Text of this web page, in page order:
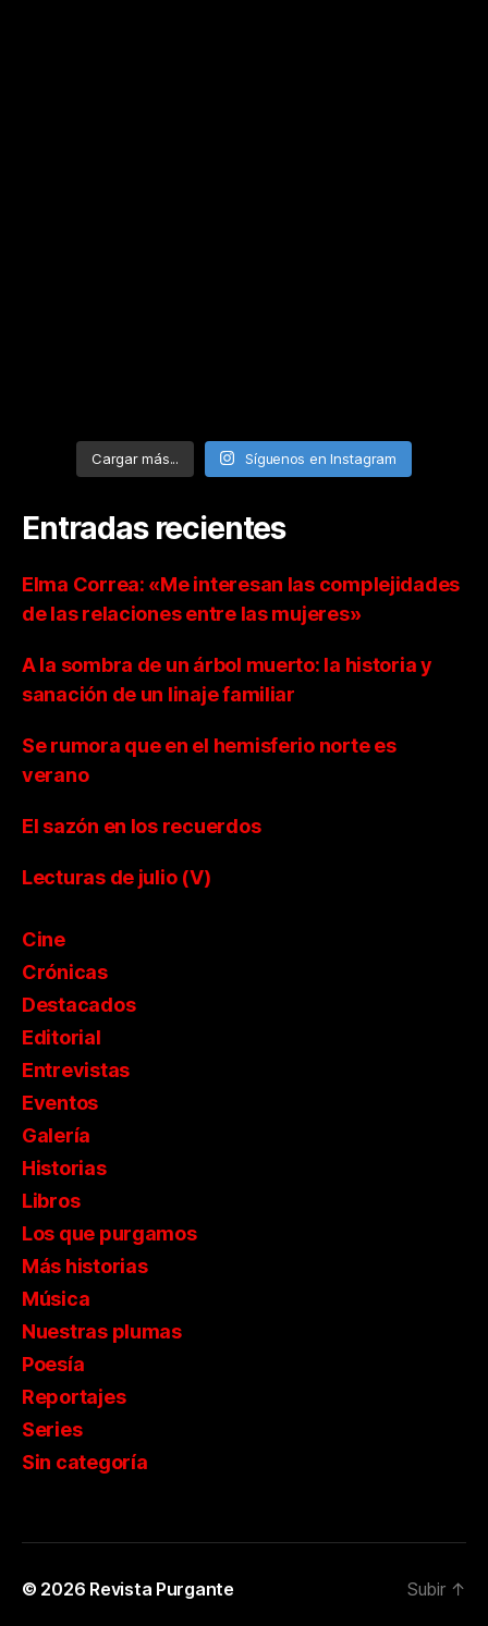
Cargar más... Síguenos en Instagram
Entradas recientes
Elma Correa: «Me interesan las complejidades
de las relaciones entre las mujeres»
A la sombra de un árbol muerto: la historia y
sanación de un linaje familiar
Se rumora que en el hemisferio norte es
verano
El sazón en los recuerdos
Lecturas de julio (V)
Cine
Crónicas
Destacados
Editorial
Entrevistas
Eventos
Galería
Historias
Libros
Los que purgamos
Más historias
Música
Nuestras plumas
Poesía
Reportajes
Series
Sin categoría
© 2026 Revista Purgante Subir ↑